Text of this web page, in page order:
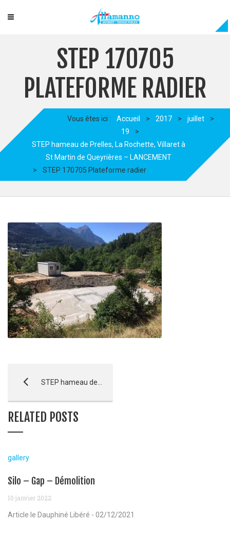
STEP 170705
PLATEFORME RADIER
Vous êtes ici : Accueil > 2017 > juillet
>
19
>
STEP hameau de Prelles, La Rochette, Villaret à
St Martin de Queyrières – LANCEMENT
>
STEP 170705 Plateforme radier
STEP hameau de Prelles, La Rochette, Villaret à St Martin de Queyrières – LANCEMENT
RELATED POSTS
gallery
Silo – Gap – Démolition
10 janvier 2022
Article le Dauphiné Libéré - 02/12/2021